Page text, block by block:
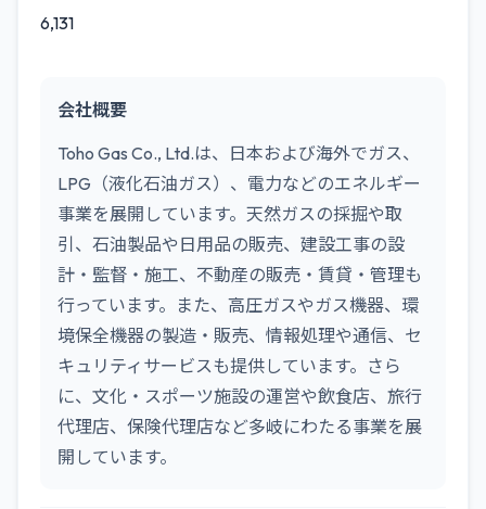
6,131
会社概要
Toho Gas Co., Ltd.は、日本および海外でガス、
LPG（液化石油ガス）、電力などのエネルギー
事業を展開しています。天然ガスの採掘や取
引、石油製品や日用品の販売、建設工事の設
計・監督・施工、不動産の販売・賃貸・管理も
行っています。また、高圧ガスやガス機器、環
境保全機器の製造・販売、情報処理や通信、セ
キュリティサービスも提供しています。さら
に、文化・スポーツ施設の運営や飲食店、旅行
代理店、保険代理店など多岐にわたる事業を展
開しています。